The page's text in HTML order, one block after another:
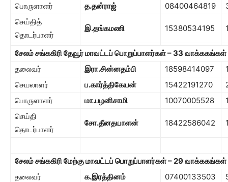
பொருளாளர்
த.தன்ராஜ் 08400464819
செய்தித்
தொடர்பாளர்
இ.தங்கமணி 15380534195
சேலம் சங்ககிரி தேவூர் மாவட்டப் பொறுப்பாளர்கள்– 33 வாக்ககங்கள்
தலைவர்
இரா.சின்னதம்பி 18598414097
செயலாளர்
ப.கார்த்திகேயன் 15422191270
பொருளாளர்
மா.பழனிசாமி 10070005528
செய்தி
தொடர்பாளர்
சோ.தீனதயாளன் 18422586042
சேலம் சங்ககிரி மேற்கு மாவட்டப் பொறுப்பாளர்கள்– 29வாக்ககங்கள்
தலைவர்
க.இரத்தினம் 07400133503